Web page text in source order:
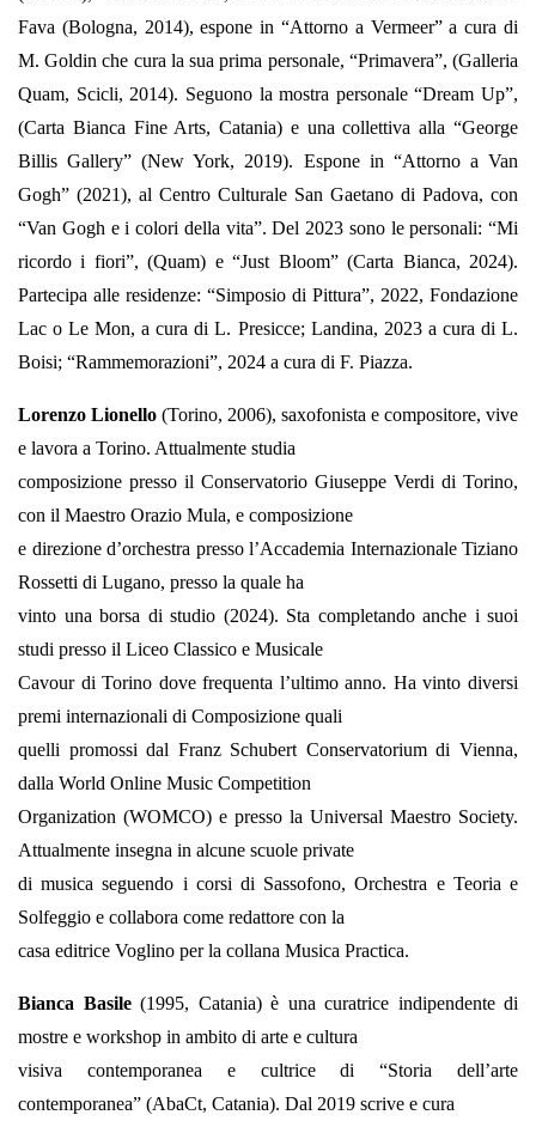
Fava (Bologna, 2014), espone in “Attorno a Vermeer” a cura di
M. Goldin che cura la sua prima personale, “Primavera”, (Galleria
Quam, Scicli, 2014). Seguono la mostra personale “Dream Up”,
(Carta Bianca Fine Arts, Catania) e una collettiva alla “George
Billis Gallery” (New York, 2019). Espone in “Attorno a Van
Gogh” (2021), al Centro Culturale San Gaetano di Padova, con
“Van Gogh e i colori della vita”. Del 2023 sono le personali: “Mi
ricordo i fiori”, (Quam) e “Just Bloom” (Carta Bianca, 2024).
Partecipa alle residenze: “Simposio di Pittura”, 2022, Fondazione
Lac o Le Mon, a cura di L. Presicce; Landina, 2023 a cura di L.
Boisi; “Rammemorazioni”, 2024 a cura di F. Piazza.
Lorenzo Lionello (Torino, 2006), saxofonista e compositore, vive
e lavora a Torino. Attualmente studia
composizione presso il Conservatorio Giuseppe Verdi di Torino,
con il Maestro Orazio Mula, e composizione
e direzione d’orchestra presso l’Accademia Internazionale Tiziano
Rossetti di Lugano, presso la quale ha
vinto una borsa di studio (2024). Sta completando anche i suoi
studi presso il Liceo Classico e Musicale
Cavour di Torino dove frequenta l’ultimo anno. Ha vinto diversi
premi internazionali di Composizione quali
quelli promossi dal Franz Schubert Conservatorium di Vienna,
dalla World Online Music Competition
Organization (WOMCO) e presso la Universal Maestro Society.
Attualmente insegna in alcune scuole private
di musica seguendo i corsi di Sassofono, Orchestra e Teoria e
Solfeggio e collabora come redattore con la
casa editrice Voglino per la collana Musica Practica.
Bianca Basile(1995, Catania) è una curatrice indipendente di
mostre e workshop in ambito di arte e cultura
visiva contemporanea e cultrice di “Storia dell’arte
contemporanea” (AbaCt, Catania). Dal 2019 scrive e cura